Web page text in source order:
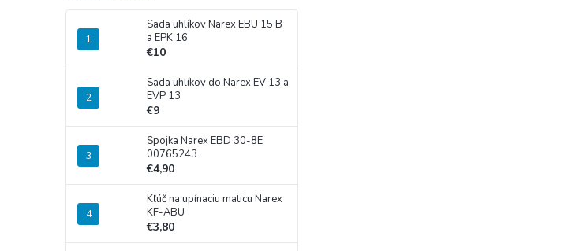
Sada uhlíkov Narex EBU 15 B
a EPK 16
€10
Sada uhlíkov do Narex EV 13 a
EVP 13
€9
Spojka Narex EBD 30-8E
00765243
€4,90
Kľúč na upínaciu maticu Narex
KF-ABU
€3,80